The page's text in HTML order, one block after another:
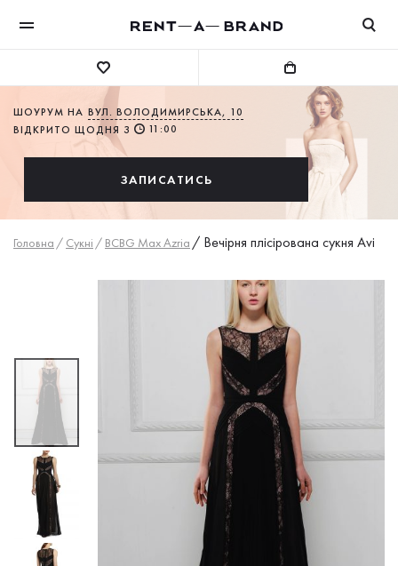
ШОУРУМ НА ВУЛ. ВОЛОДИМИРСЬКА, 10
ВІДКРИТО ЩОДНЯ З
11:00
ЗАПИСАТИСЬ
Головна / Сукнi / BCBG Max Azria / Вечірня плісірована сукня Avi